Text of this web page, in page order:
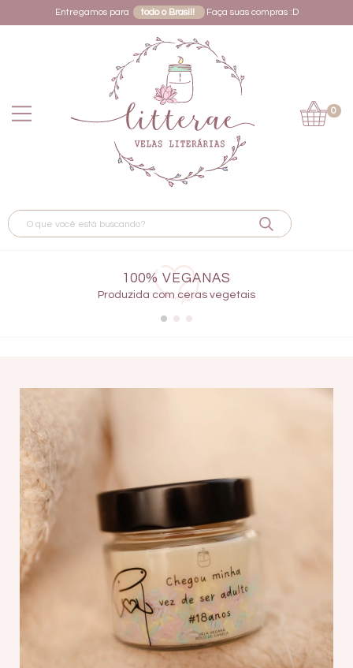
Entregamos para todo o Brasil! Faça suas compras :D
0
100% VEGANAS
Produzida com ceras vegetais